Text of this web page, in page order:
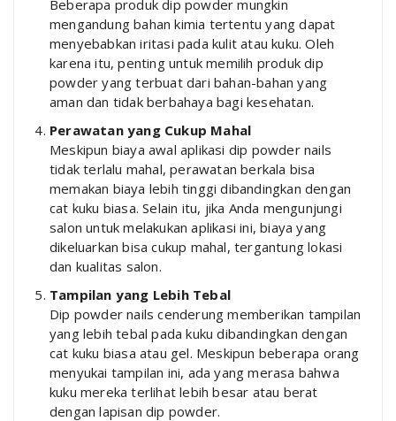
Beberapa produk dip powder mungkin
mengandung bahan kimia tertentu yang dapat
menyebabkan iritasi pada kulit atau kuku. Oleh
karena itu, penting untuk memilih produk dip
powder yang terbuat dari bahan-bahan yang
aman dan tidak berbahaya bagi kesehatan.
Perawatan yang Cukup Mahal
Meskipun biaya awal aplikasi dip powder nails
tidak terlalu mahal, perawatan berkala bisa
memakan biaya lebih tinggi dibandingkan dengan
cat kuku biasa. Selain itu, jika Anda mengunjungi
salon untuk melakukan aplikasi ini, biaya yang
dikeluarkan bisa cukup mahal, tergantung lokasi
dan kualitas salon.
Tampilan yang Lebih Tebal
Dip powder nails cenderung memberikan tampilan
yang lebih tebal pada kuku dibandingkan dengan
cat kuku biasa atau gel. Meskipun beberapa orang
menyukai tampilan ini, ada yang merasa bahwa
kuku mereka terlihat lebih besar atau berat
dengan lapisan dip powder.